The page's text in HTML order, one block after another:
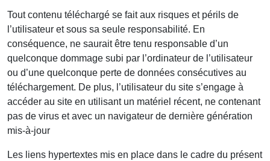
Tout contenu téléchargé se fait aux risques et périls de
l’utilisateur et sous sa seule responsabilité. En
conséquence, ne saurait être tenu responsable d’un
quelconque dommage subi par l’ordinateur de l’utilisateur
ou d’une quelconque perte de données consécutives au
téléchargement. De plus, l’utilisateur du site s’engage à
accéder au site en utilisant un matériel récent, ne contenant
pas de virus et avec un navigateur de dernière génération
mis-à-jour
Les liens hypertextes mis en place dans le cadre du présent